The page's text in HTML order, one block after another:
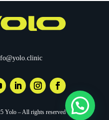
Yolo – All rights reserved